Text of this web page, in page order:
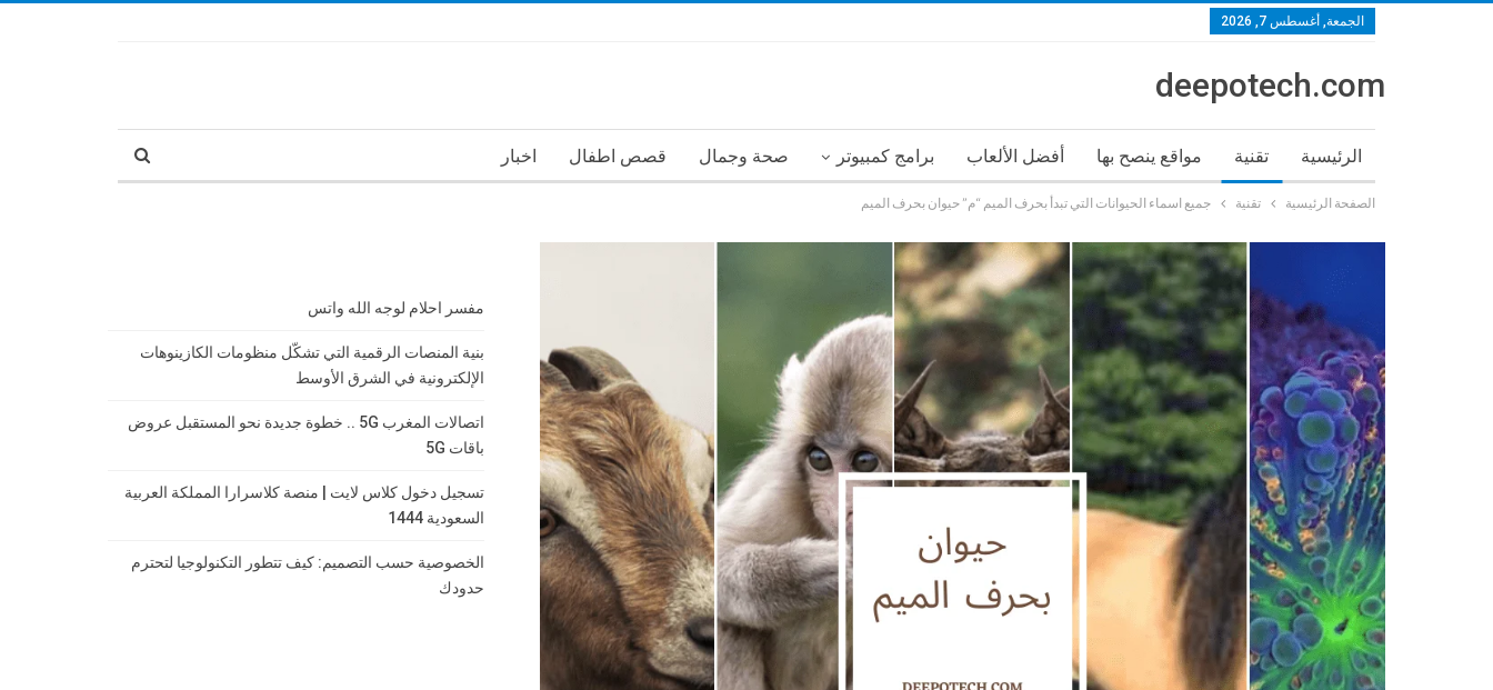
الجمعة, أغسطس 7, 2026
deepotech.com
الرئيسية تقنية مواقع ينصح بها أفضل الألعاب برامج كمبيوتر صحة وجمال قصص اطفال اخبار
الصفحة الرئيسية تقنية جميع اسماء الحيوانات التي تبدأ بحرف الميم “م” حيوان بحرف الميم
مفسر احلام لوجه الله واتس
بنية المنصات الرقمية التي تشكّل منظومات الكازينوهات
الإلكترونية في الشرق الأوسط
اتصالات المغرب 5G .. خطوة جديدة نحو المستقبل عروض
باقات 5G
تسجيل دخول كلاس لايت | منصة كلاسرارا المملكة العربية
السعودية 1444
الخصوصية حسب التصميم: كيف تتطور التكنولوجيا لتحترم
حدودك